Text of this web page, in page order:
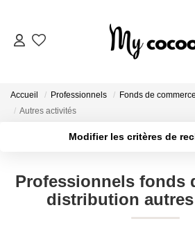
NOS
Accueil Professionnels Fonds de commerce
Autres activités
Modifier les critères de
Surface min Budget
Professionnels fonds
distribution